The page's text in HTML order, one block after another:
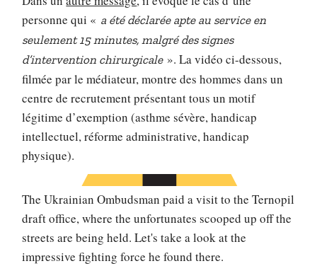
personne qui « a été déclarée apte au service en
seulement 15 minutes, malgré des signes
d’intervention chirurgicale». La vidéo ci-dessous,
filmée par le médiateur, montre des hommes dans un
centre de recrutement présentant tous un motif
légitime d’exemption (asthme sévère, handicap
intellectuel, réforme administrative, handicap
physique).
The Ukrainian Ombudsman paid a visit to the Ternopil
draft office, where the unfortunates scooped up off the
streets are being held. Let's take a look at the
impressive fighting force he found there.